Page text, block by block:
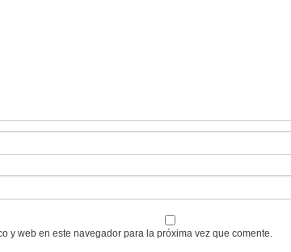
y web en este navegador para la próxima vez que comente.